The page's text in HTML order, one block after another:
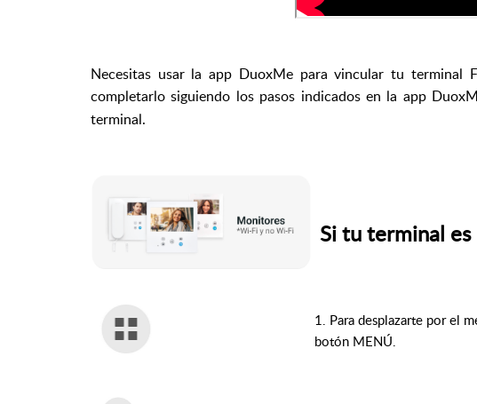
Necesitas usar la app DuoxMe para vincular tu terminal
completarlo siguiendo los pasos indicados en la app
terminal.
Si tu terminal
1. Para desplazarte por el
botón MENÚ.